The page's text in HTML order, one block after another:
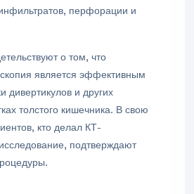
перфорации и
о том, что
является эффективным
дивертикулов и других
толстого кишечника. В свою
кто делал КТ-
подтверждают